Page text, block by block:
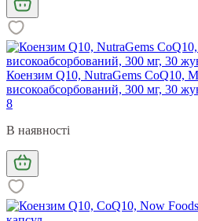
Коензим Q10, NutraGems CoQ10,
високоабсорбований, 300 мг, 30
8
В наявності